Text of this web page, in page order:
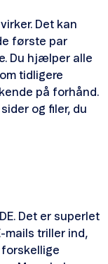
Det kan
første par
Du hjælper alle
tidligere
på forhånd.
og filer, du
Det er superlet
mails triller ind,
forskellige